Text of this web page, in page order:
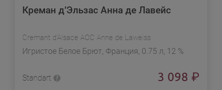
Креман д’Эльзас Анна де Лавейс
Cremant d’Alsace AOC Anne de Laweiss
Игристое Белое Брют, Франция, 0.75 л, 12 %
Standart 3 098 ₽